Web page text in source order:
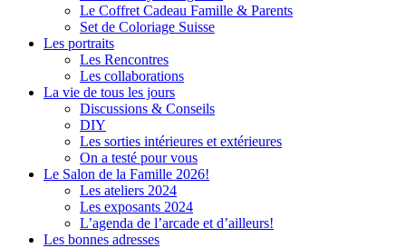
Le Coffret Cadeau Famille & Parents
Set de Coloriage Suisse
Les portraits
Les Rencontres
Les collaborations
La vie de tous les jours
Discussions & Conseils
DIY
Les sorties intérieures et extérieures
On a testé pour vous
Le Salon de la Famille 2026!
Les ateliers 2024
Les exposants 2024
L’agenda de l’arcade et d’ailleurs!
Les bonnes adresses